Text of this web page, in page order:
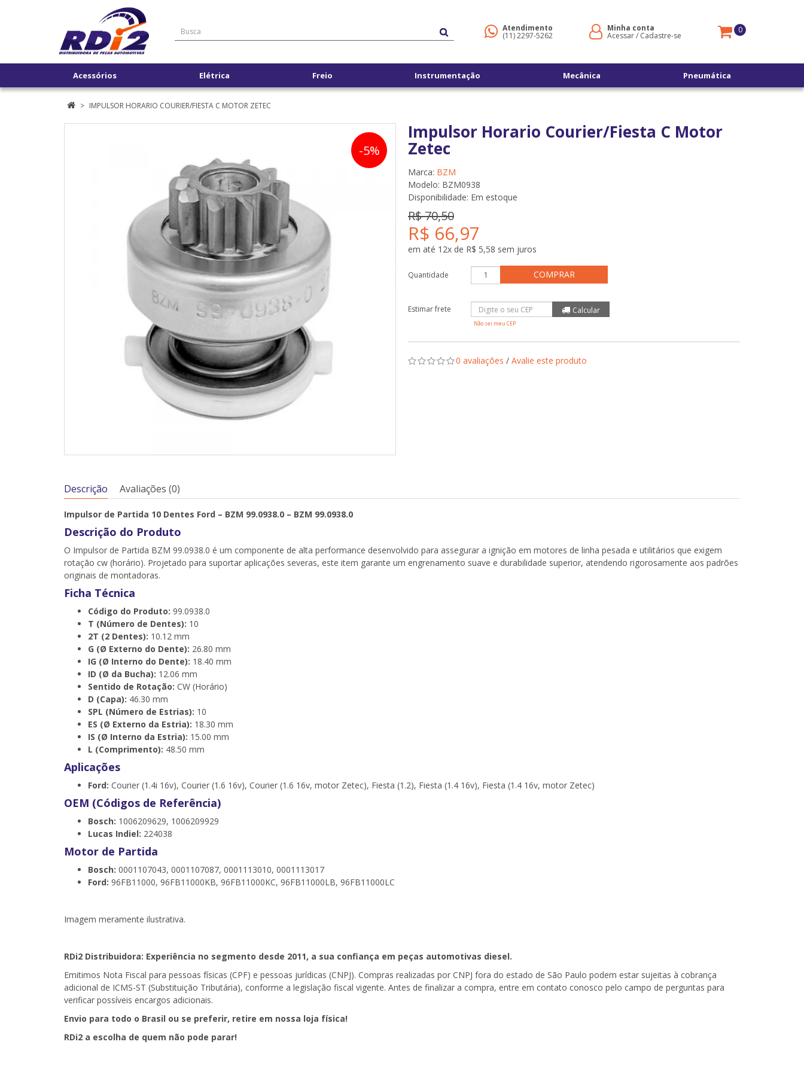
Atendimento
(11) 2297-5262
Minha conta
Acessar/ Cadastre-se
0
Acessórios Elétrica Freio Instrumentação Mecânica Pneumática
IMPULSOR HORARIO COURIER/FIESTA C MOTOR ZETEC
-5%
Impulsor Horario Courier/Fiesta C Motor
Zetec
Marca: BZM
Modelo: BZM0938
Disponibilidade: Em estoque
R$ 70,50
R$ 66,97
em até 12x de R$ 5,58 sem juros
Quantidade COMPRAR
Não sei meu CEP
0 avaliações / Avalie este produto
Descrição Avaliações (0)
Impulsor de Partida 10 Dentes Ford – BZM 99.0938.0 – BZM 99.0938.0
Descrição do Produto
O Impulsor de Partida BZM 99.0938.0 é um componente de alta performance desenvolvido para assegurar a ignição em motores de linha pesada e utilitários que exigem
rotação cw (horário). Projetado para suportar aplicações severas, este item garante um engrenamento suave e durabilidade superior, atendendo rigorosamente aos padrões
originais de montadoras.
Ficha Técnica
Código do Produto: 99.0938.0
T (Número de Dentes): 10
2T (2 Dentes): 10.12 mm
G (Ø Externo do Dente): 26.80 mm
IG (Ø Interno do Dente): 18.40 mm
ID (Ø da Bucha): 12.06 mm
Sentido de Rotação: CW (Horário)
D (Capa): 46.30 mm
SPL (Número de Estrias): 10
ES (Ø Externo da Estria): 18.30 mm
IS (Ø Interno da Estria): 15.00 mm
L (Comprimento): 48.50 mm
Aplicações
Ford: Courier (1.4i 16v), Courier (1.6 16v), Courier (1.6 16v, motor Zetec), Fiesta (1.2), Fiesta (1.4 16v), Fiesta (1.4 16v, motor Zetec)
OEM (Códigos de Referência)
Bosch: 1006209629, 1006209929
Lucas Indiel: 224038
Motor de Partida
Bosch: 0001107043, 0001107087, 0001113010, 0001113017
Ford: 96FB11000, 96FB11000KB, 96FB11000KC, 96FB11000LB, 96FB11000LC
Imagem meramente ilustrativa.
RDi2 Distribuidora: Experiência no segmento desde 2011, a sua confiança em peças automotivas diesel.
Emitimos Nota Fiscal para pessoas físicas (CPF) e pessoas jurídicas (CNPJ). Compras realizadas por CNPJ fora do estado de São Paulo podem estar sujeitas à cobrança
adicional de ICMS-ST (Substituição Tributária), conforme a legislação fiscal vigente. Antes de finalizar a compra, entre em contato conosco pelo campo de perguntas para
verificar possíveis encargos adicionais.
Envio para todo o Brasil ou se preferir, retire em nossa loja física!
RDi2 a escolha de quem não pode parar!